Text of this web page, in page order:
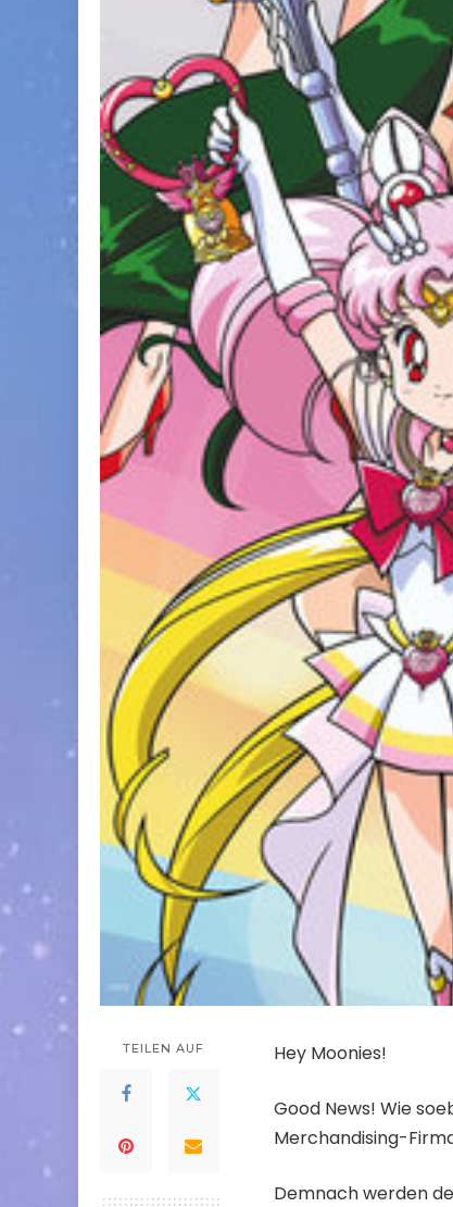
TEILEN AUF Hey Moonies!
Good News! Wie
Merchandising-
Demnach werden